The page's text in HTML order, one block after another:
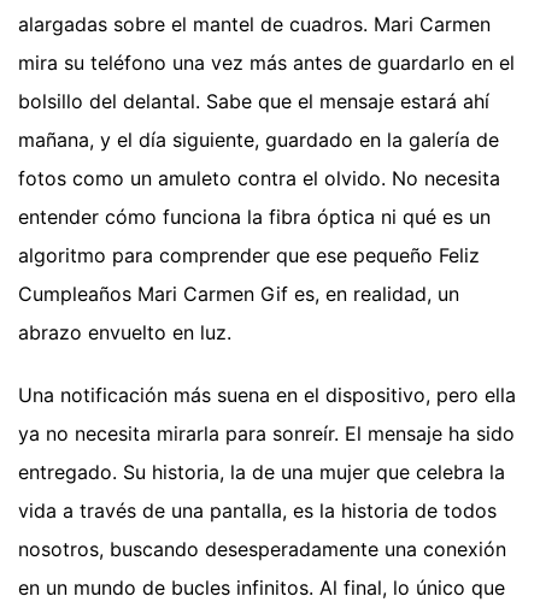
alargadas sobre el mantel de cuadros. Mari Carmen
mira su teléfono una vez más antes de guardarlo en el
bolsillo del delantal. Sabe que el mensaje estará ahí
mañana, y el día siguiente, guardado en la galería de
fotos como un amuleto contra el olvido. No necesita
entender cómo funciona la fibra óptica ni qué es un
algoritmo para comprender que ese pequeño Feliz
Cumpleaños Mari Carmen Gif es, en realidad, un
abrazo envuelto en luz.
Una notificación más suena en el dispositivo, pero ella
ya no necesita mirarla para sonreír. El mensaje ha sido
entregado. Su historia, la de una mujer que celebra la
vida a través de una pantalla, es la historia de todos
nosotros, buscando desesperadamente una conexión
en un mundo de bucles infinitos. Al final, lo único que